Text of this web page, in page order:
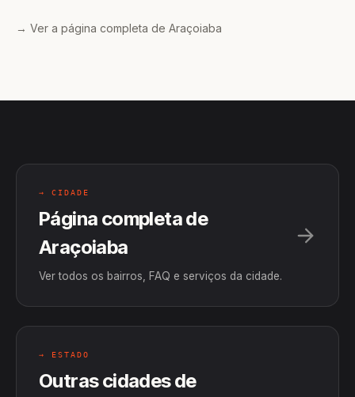
→ Ver a página completa de Araçoiaba
→ CIDADE
Página completa de
Araçoiaba
Ver todos os bairros, FAQ e serviços da cidade.
→ ESTADO
Outras cidades de